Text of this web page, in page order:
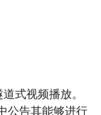
式视频播放。
公告其能够进行